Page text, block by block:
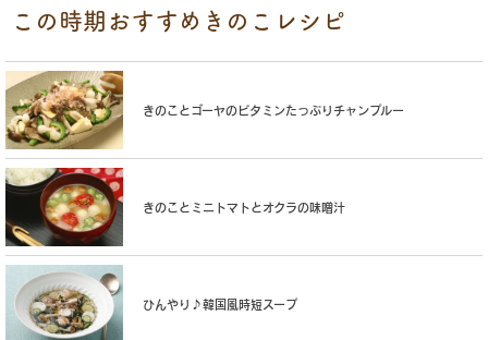
この時期おすすめきのこレシピ
きのことゴーヤのビタミンたっぷりチャンプルー
きのことミニトマトとオクラの味噌汁
ひんやり♪韓国風時短スープ